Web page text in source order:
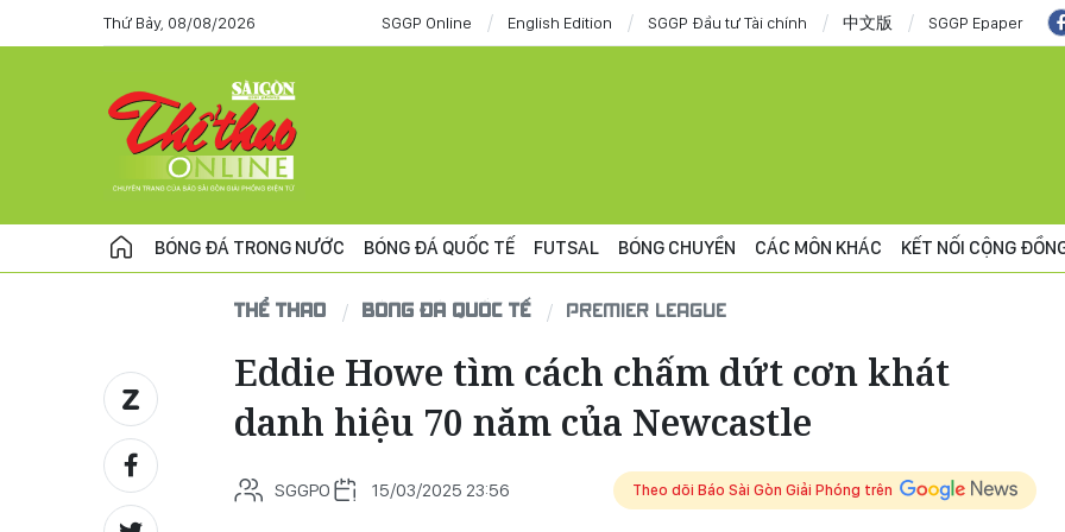
Thứ Bảy, 08/08/2026 SGGP Online English Edition SGGP Đầu tư Tài chính 中文版 SGGP Epaper
BÓNG ĐÁ TRONG NƯỚC BÓNG ĐÁ QUỐC TẾ FUTSAL BÓNG CHUYỀN CÁC MÔN KHÁC KẾT NỐI CỘNG
THỂ THAO BÓNG ĐÁ QUỐC TẾ PREMIER LEAGUE
Eddie Howe tìm cách chấm dứt cơn khát
danh hiệu 70 năm của Newcastle
SGGPO 15/03/2025 23:56 Theo dõi Báo Sài Gòn Giải Phóng trên